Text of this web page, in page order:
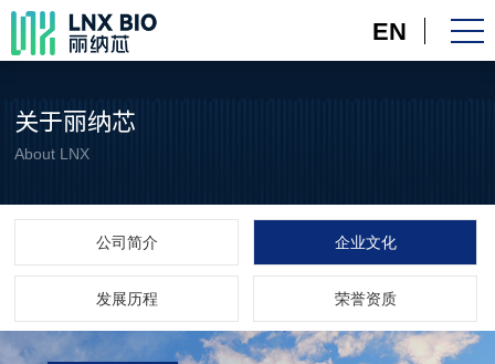
EN
关于丽纳芯
About LNX
公司简介 企业文化
发展历程 荣誉资质